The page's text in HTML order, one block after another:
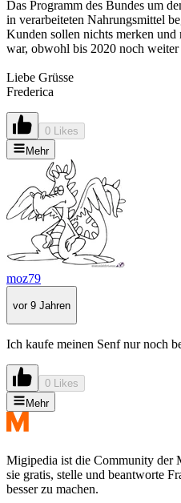
Das Programm des Bundes um
in verarbeiteten Nahrungsmittel
Kunden sollen nichts merken
war, obwohl bis 2020 noch
Liebe Grüsse
Frederica
0 Likes
Mehr
moz79
vor 9 Jahren
Ich kaufe meinen Senf nur noch
0 Likes
Mehr
Migipedia ist die Community der
sie gratis, stelle und beantworte
besser zu machen.